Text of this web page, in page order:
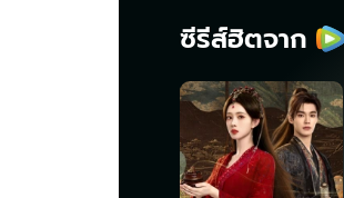
ซีรีส์ฮิตจาก